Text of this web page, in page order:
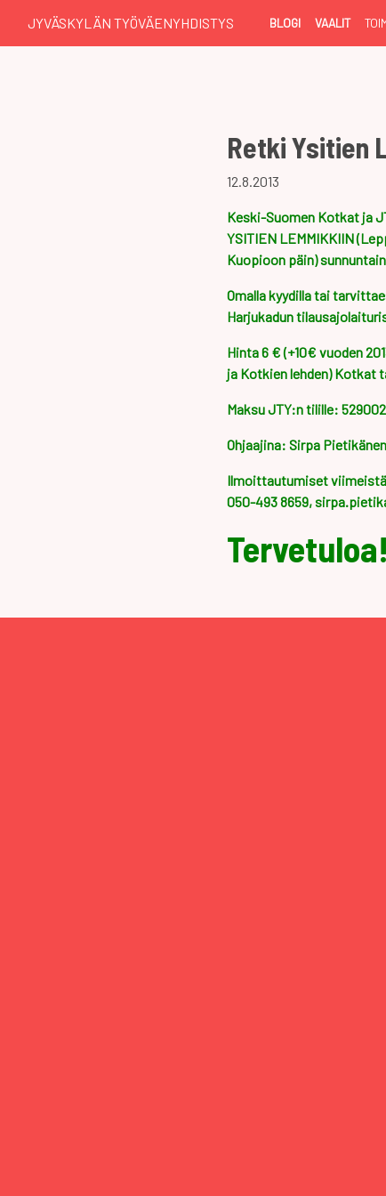
JYVÄSKYLÄN TYÖVÄENYHDISTYS BLOGI VAALIT
Retki Ysitien
12.8.2013
Keski-Suomen Kotkat ja
YSITIEN LEMMIKKIIN
Kuopioon päin)
Omalla kyydilla tai
Harjukadun
Hinta 6 € (+10€ vuoden
ja Kotkien lehden) Kotkat
Maksu JTY:n tilille:
Ohjaajina: Sirpa
Ilmoittautumiset
050-493 8659,
Tervetuloa!